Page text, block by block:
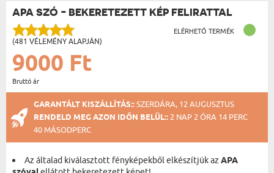
APA SZÓ - BEKERETEZETT KÉP FELIRATTAL
(481 VÉLEMÉNY ALAPJÁN)
ELÉRHETŐ TERMÉK
9000 Ft
Bruttó ár
GARANTÁLT KISZÁLLÍTÁS::SZERDÁRA, 12 AUGUSZTUS
RENDELD MEG AZON IDŐN BELÜL:: 2 NAP 2 ÓRA 14 PERC
39 MÁSODPERC
Az általad kiválasztott fényképekből elkészítjük azAPA